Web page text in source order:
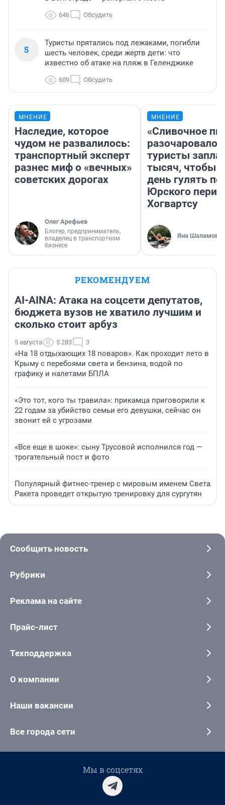
646 Обсудить
5
Туристы прятались под лежаками, погибли
шесть человек, среди жертв дети: что
известно об атаке на пляж в Геленджике
609 Обсудить
МНЕНИЕ
Наследие, которое
чудом не развалилось:
транспортный эксперт
разнес миф о «вечных»
советских дорогах
Олег Арефьев
Блогер, предприниматель,
владелец в транспортном
бизнесе
МНЕНИЕ
«Сливочное
разочаровало»:
туристы
тысяч, чтобы
день гулять по
Юрского
Хогвартсу
Яна Шаламова
РЕКОМЕНДУЕМ
AI-AINA: Атака на соцсети депутатов,
бюджета вузов не хватило лучшим и
сколько стоит арбуз
5 августа 5 283 3
«На 18 отдыхающих 18 поваров». Как проходит лето в
Крыму с перебоями света и бензина, водой по
графику и налетами БПЛА
«Это тот, кого ты травила»: прикамца приговорили к
22 годам за убийство семьи его девушки, сейчас он
звонит ей с угрозами
«Все еще в шоке»: сыну Трусовой исполнился год —
трогательный пост и фото
Популярный фитнес-тренер с мировым именем Света
Ракета проведет открытую тренировку для сургутян
Сообщить новость
Рубрики
Реклама на сайте
Прайс-лист
Техподдержка
О компании
Наши вакансии
Все города сети
Мы в соцсетях